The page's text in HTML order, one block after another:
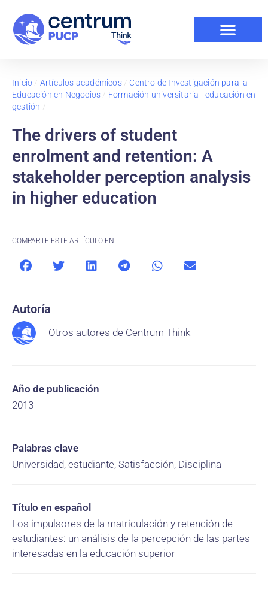
Inicio / Artículos académicos/ Centro de Investigación para la
Educación en Negocios / Formación universitaria - educación en
gestión /
The drivers of student
enrolment and retention: A
stakeholder perception analysis
in higher education
COMPARTE ESTE ARTÍCULO EN
Autoría
Otros autores de Centrum Think
Año de publicación
2013
Palabras clave
Universidad, estudiante, Satisfacción, Disciplina
Título en español
Los impulsores de la matriculación y retención de
estudiantes: un análisis de la percepción de las partes
interesadas en la educación superior